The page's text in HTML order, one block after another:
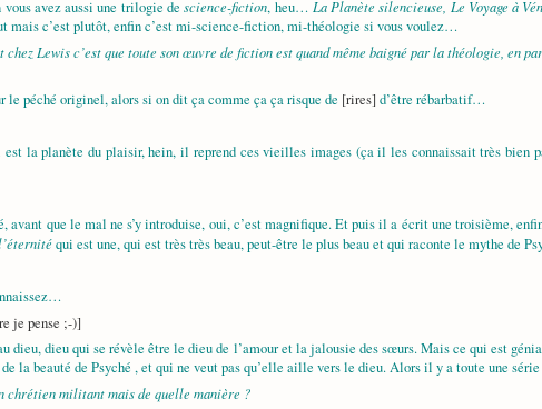
avez aussi une trilogie descience-fiction, heu… La Planète silencieuse, Le Voyage à
mais c’est plutôt, enfin c’est mi-science-fiction, mi-théologie si vous voulez…
chez Lewis c’est que toute son œuvre de fiction est quand même baigné par la théologie, en
le péché originel, alors si on dit ça comme ça ça risque de [rires] d’être rébarbatif…
la planète du plaisir, hein, il reprend ces vieilles images (ça il les connaissait très bien
que le mal ne s’y introduise, oui, c’est magnifique. Et puis il a écrit une troisième,
qui est une, qui est très très beau, peut-être le plus beau et qui raconte le mythe de
je pense ;-)]
dieu qui se révèle être le dieu de l’amour et la jalousie des sœurs. Mais ce qui est
la beauté de Psyché , et qui ne veut pas qu’elle aille vers le dieu. Alors il y a toute une série
chrétien militant mais de quelle manière ?